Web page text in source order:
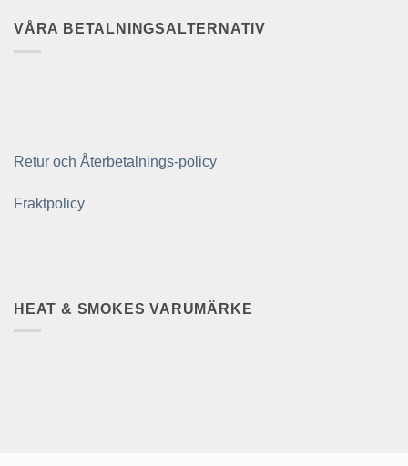
VÅRA BETALNINGSALTERNATIV
Retur och Återbetalnings-policy
Fraktpolicy
HEAT & SMOKES VARUMÄRKE